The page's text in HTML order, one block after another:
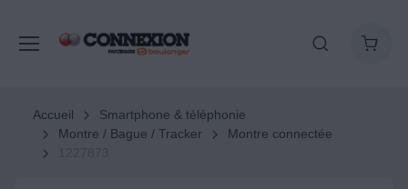
Accueil
Smartphone & téléphonie
Montre / Bague / Tracker
Montre connectée